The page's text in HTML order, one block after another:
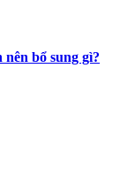
bổ sung gì?